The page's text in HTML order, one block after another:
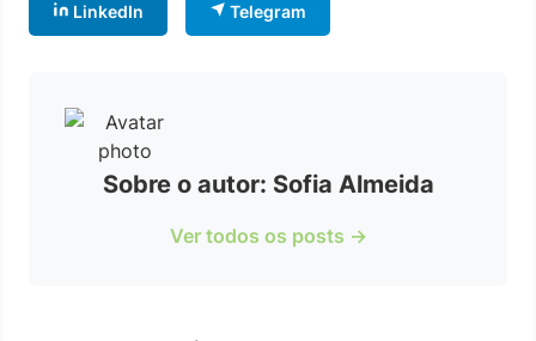
LinkedIn Telegram
Sobre o autor: Sofia Almeida
Ver todos os posts →